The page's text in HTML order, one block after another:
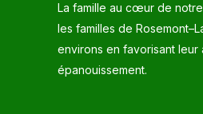
La famille au cœur de
les familles de
environs en favorisant leur
épanouissement.